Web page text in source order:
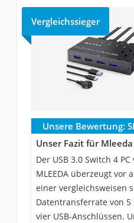
Vergleichssieger
Unsere Bewertung:
Unser Fazit für Mleeda
Der USB 3.0 Switch 4 PC
MLEEDA überzeugt vor
einer vergleichsweisen
Datentransferrate von 5
vier USB-Anschlüssen.